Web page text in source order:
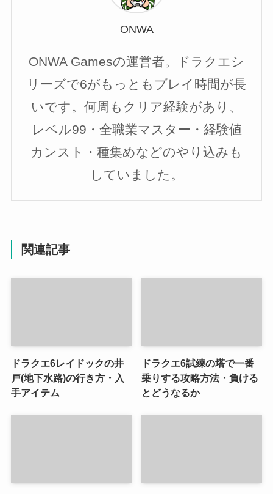
ONWA
ONWA Gamesの運営者。ドラクエシ
リーズで6がもっともプレイ時間が長
いです。何周もクリア経験があり、
レベル99・全職業マスター・経験値
カンスト・種集めなどのやり込みも
していました。
関連記事
ドラクエ6レイドックの井
戸(地下水路)の行き方・入
手アイテム
ドラクエ6試練の塔で一番
乗りする攻略方法・負ける
とどうなるか